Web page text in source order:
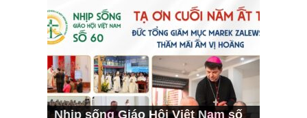
Nhịp sống Giáo Hội Việt Nam số